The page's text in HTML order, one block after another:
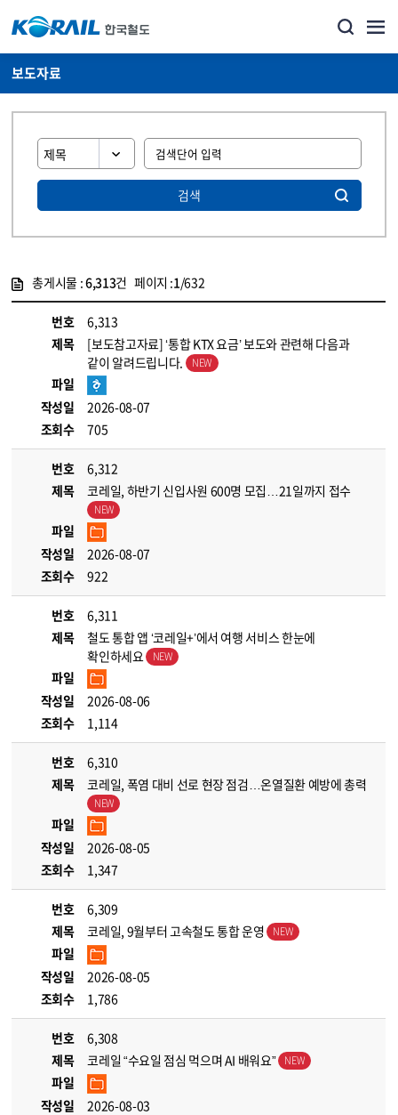
보도자료
검색
총게시물 :6,313건 페이지 :1/632
번호
6,313
제목
[보도참고자료] ‘통합 KTX 요금’ 보도와 관련해 다음과
같이 알려드립니다.
파일
작성일
2026-08-07
조회수
705
번호
6,312
제목
코레일, 하반기 신입사원 600명 모집…21일까지 접수
파일
작성일
2026-08-07
조회수
922
번호
6,311
제목
철도 통합 앱 ‘코레일+’에서 여행 서비스 한눈에
확인하세요
파일
작성일
2026-08-06
조회수
1,114
번호
6,310
제목
코레일, 폭염 대비 선로 현장 점검…온열질환 예방에 총력
파일
작성일
2026-08-05
조회수
1,347
번호
6,309
제목
코레일, 9월부터 고속철도 통합 운영
파일
작성일
2026-08-05
조회수
1,786
번호
6,308
제목
코레일 “수요일 점심 먹으며 AI 배워요”
파일
작성일
2026-08-03